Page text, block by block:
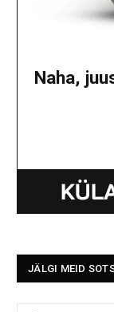
Naha,
JÄLGI MEID